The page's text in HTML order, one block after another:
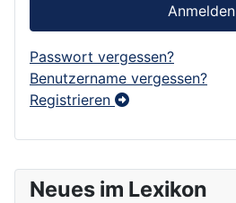
Neues im Lexikon
Anmelden
Passwort vergessen?
Benutzername vergessen?
Registrieren